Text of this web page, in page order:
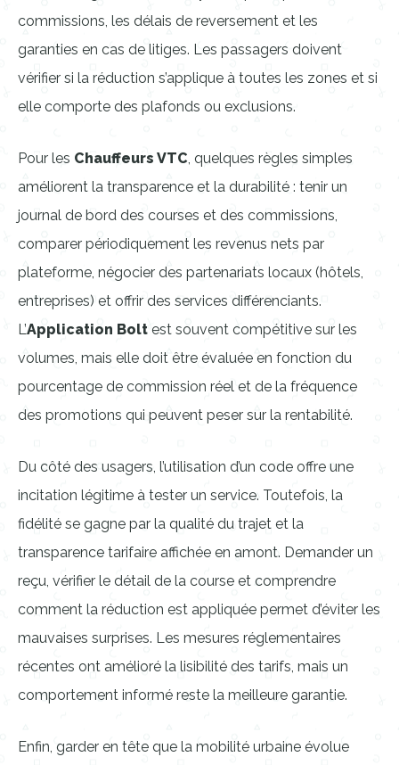
commissions, les délais de reversement et les
garanties en cas de litiges. Les passagers doivent
vérifier si la réduction s’applique à toutes les zones et si
elle comporte des plafonds ou exclusions.
Pour les Chauffeurs VTC, quelques règles simples
améliorent la transparence et la durabilité : tenir un
journal de bord des courses et des commissions,
comparer périodiquement les revenus nets par
plateforme, négocier des partenariats locaux (hôtels,
entreprises) et offrir des services différenciants.
L’Application Bolt est souvent compétitive sur les
volumes, mais elle doit être évaluée en fonction du
pourcentage de commission réel et de la fréquence
des promotions qui peuvent peser sur la rentabilité.
Du côté des usagers, l’utilisation d’un code offre une
incitation légitime à tester un service. Toutefois, la
fidélité se gagne par la qualité du trajet et la
transparence tarifaire affichée en amont. Demander un
reçu, vérifier le détail de la course et comprendre
comment la réduction est appliquée permet d’éviter les
mauvaises surprises. Les mesures réglementaires
récentes ont amélioré la lisibilité des tarifs, mais un
comportement informé reste la meilleure garantie.
Enfin, garder en tête que la mobilité urbaine évolue